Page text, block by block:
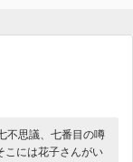
不思議、七番目の噂
こには花子さんがい